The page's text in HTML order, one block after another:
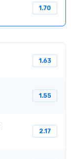
1.70
1.63
1.55
2.17